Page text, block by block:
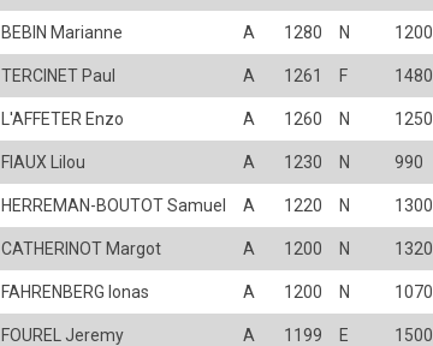
BEBIN Marianne A 1280 N 1200
TERCINET Paul A 1261 F 1480
L'AFFETER Enzo A 1260 N 1250
FIAUX Lilou A 1230 N 990
HERREMAN-BOUTOT Samuel A 1220 N 1300
CATHERINOT Margot A 1200 N 1320
FAHRENBERG Ionas A 1200 N 1070
FOUREL Jeremy A 1199 E 1500